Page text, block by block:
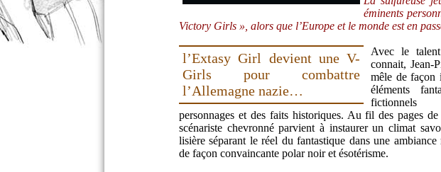
éminents
Victory Girls », alors que l’Europe et le monde est en
l’Extasy Girl devient une V-
Girls pour combattre
l’Allemagne nazie…
Avec le
connait, Jean-
mêle de façon
éléments
personnages et des faits historiques. Au fil des pages
scénariste chevronné parvient à instaurer un climat
lisière séparant le réel du fantastique dans une ambiance
de façon convaincante polar noir et ésotérisme.